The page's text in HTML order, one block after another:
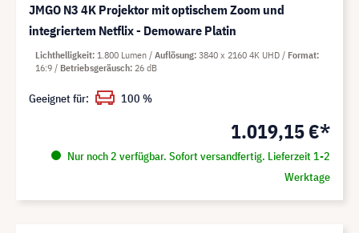
JMGO N3 4K Projektor mit optischem Zoom und
integriertem Netflix - Demoware Platin
1.019,15 €*
Nur noch 2 verfügbar. Sofort versandfertig. Lieferzeit 1-2
Werktage
Lichthelligkeit 1.800 Lumen Auflösung 3840 x 2160 4K UHD
Format
16:9
Betriebsgeräusch 26 dB
Geeignet für: 100 %